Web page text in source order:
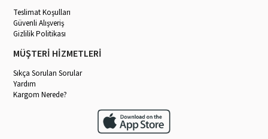
Teslimat Koşulları
Güvenli Alışveriş
Gizlilik Politikası
MÜŞTERİ HİZMETLERİ
Sıkça Sorulan Sorular
Yardım
Kargom Nerede?